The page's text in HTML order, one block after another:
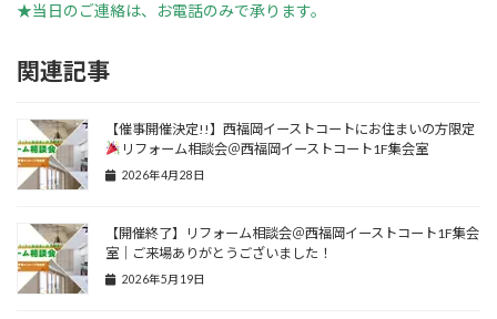
★当日のご連絡は、お電話のみで承ります。
関連記事
【催事開催決定!!】西福岡イーストコートにお住まいの方限定
リフォーム相談会＠西福岡イーストコート1F集会室
2026年4月28日
【開催終了】リフォーム相談会＠西福岡イーストコート1F集会
室｜ご来場ありがとうございました！
2026年5月19日